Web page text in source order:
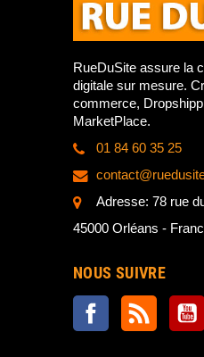
RueDuSite assure la
digitale sur mesure.
commerce,
MarketPlace.
01 84 60 35 25
Adresse: 78 rue
45000 Orléans -
NOUS SUIVRE
Facebook Rss